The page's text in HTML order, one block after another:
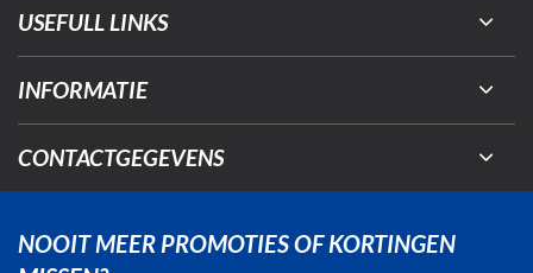
USEFULL LINKS
INFORMATIE
CONTACTGEGEVENS
NOOIT MEER PROMOTIES OF KORTINGEN